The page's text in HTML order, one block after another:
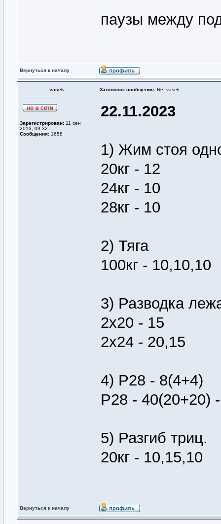
паузы между
Вернуться к началу
vasek Заголовок сообщения: Re: vasek
Зарегистрирован: 11 сен
2013, 09:32
Сообщения: 1658
22.11.2023
1) Жим стоя
20кг - 12
24кг - 10
28кг - 10
2) Тяга
100кг - 10,10,10
3) Разводка
2х20 - 15
2х24 - 20,15
4) Р28 - 8(4+4)
Р28 - 40(20+20)
5) Разгиб триц.
20кг - 10,15,10
Вернуться к началу